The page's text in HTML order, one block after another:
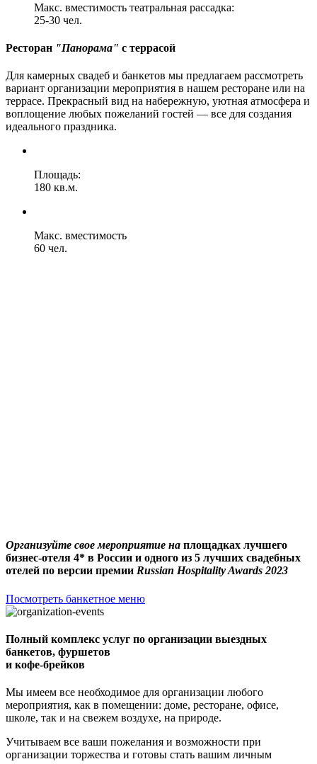
Макс. вместимость театральная рассадка:
25-30 чел.
Ресторан "Панорама" с террасой
Для камерных свадеб и банкетов мы предлагаем рассмотреть
вариант организации мероприятия в нашем ресторане или на
террасе. Прекрасный вид на набережную, уютная атмосфера и
воплощение любых пожеланий гостей — все для создания
идеального праздника.
Площадь:
180 кв.м.
Макс. вместимость
60 чел.
Организуйте свое мероприятие на площадках лучшего
бизнес-отеля 4* в России и одного из 5 лучших свадебных
отелей по версии премии Russian Hospitality Awards 2023
Посмотреть банкетное меню
Полный комплекс услуг по организации выездных
банкетов, фуршетов
и кофе-брейков
Мы имеем все необходимое для организации любого
мероприятия, как в помещении: доме, ресторане, офисе,
школе, так и на свежем воздухе, на природе.
Учитываем все ваши пожелания и возможности при
организации торжества и готовы стать вашим личным